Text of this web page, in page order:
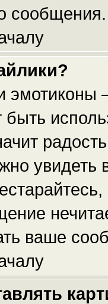
сообщения.
эмотиконы
быть
ваше